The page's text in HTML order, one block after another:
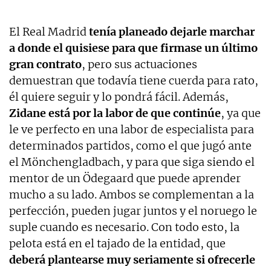
El Real Madridtenía planeado dejarle marchar
a donde el quisiese para que firmase un último
gran contrato, pero sus actuaciones
demuestran que todavía tiene cuerda para rato,
él quiere seguir y lo pondrá fácil. Además,
Zidane está por la labor de que continúe, ya que
le ve perfecto en una labor de especialista para
determinados partidos, como el que jugó ante
el Mönchengladbach, y para que siga siendo el
mentor de un Ödegaard que puede aprender
mucho a su lado. Ambos se complementan a la
perfección, pueden jugar juntos y el noruego le
suple cuando es necesario. Con todo esto, la
pelota está en el tajado de la entidad, que
deberá plantearse muy seriamente si ofrecerle